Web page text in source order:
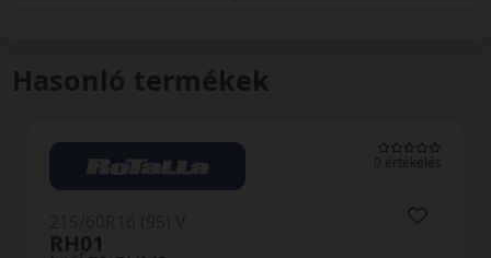
Hasonló termékek
0 értékelés
H12 RXMotion